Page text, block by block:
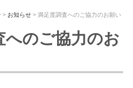
> お知らせ> 満足度調査へのご協力のお願い
へのご協力のお